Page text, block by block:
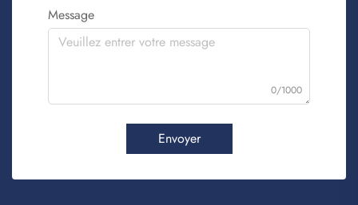
Message
0/1000
Envoyer